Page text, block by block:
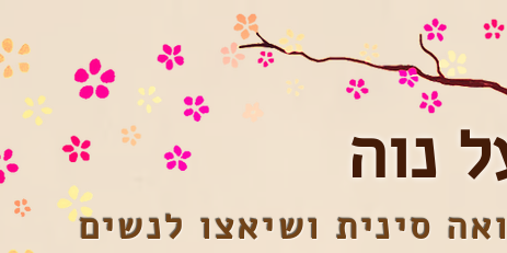
נוה
סינית ושיאצו​​ לנשים